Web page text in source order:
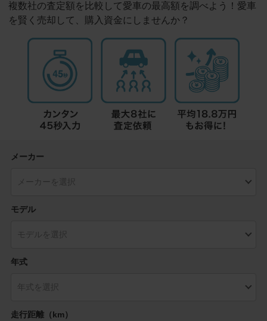
複数社の査定額を比較して愛車の最高額を調べよう！愛車
を賢く売却して、購入資金にしませんか？
メーカー
モデル
年式
走行距離（km）